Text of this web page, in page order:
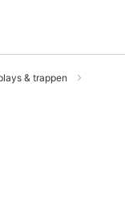
& trappen